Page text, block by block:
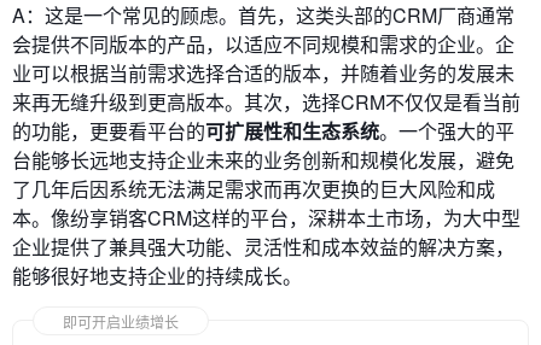
A：这是一个常见的顾虑。首先，这类头部的CRM厂商通常
会提供不同版本的产品，以适应不同规模和需求的企业。企
业可以根据当前需求选择合适的版本，并随着业务的发展未
来再无缝升级到更高版本。其次，选择CRM不仅仅是看当前
的功能，更要看平台的可扩展性和生态系统。一个强大的平
台能够长远地支持企业未来的业务创新和规模化发展，避免
了几年后因系统无法满足需求而再次更换的巨大风险和成
本。像纷享销客CRM这样的平台，深耕本土市场，为大中型
企业提供了兼具强大功能、灵活性和成本效益的解决方案，
能够很好地支持企业的持续成长。
即可开启业绩增长